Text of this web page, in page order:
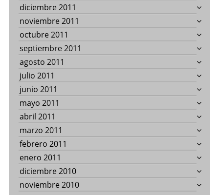
diciembre 2011
noviembre 2011
octubre 2011
septiembre 2011
agosto 2011
julio 2011
junio 2011
mayo 2011
abril 2011
marzo 2011
febrero 2011
enero 2011
diciembre 2010
noviembre 2010